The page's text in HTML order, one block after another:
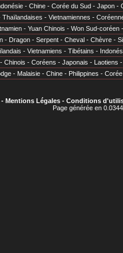
- Chine - Corée du Sud - Japon -
Thaïlandaises - Vietnamiennes -
- Yuan Chinois - Won Sud-coréen
- Dragon - Serpent - Cheval - Chèvre -
- Vietnamiens - Tibétains -
- Chinois - Coréens - Japonais - Laotiens
- Malaisie - Chine - Philippines - Corée
Mentions Légales- Conditions
Page générée en